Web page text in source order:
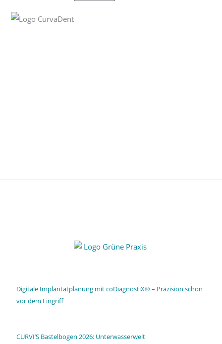
Digitale Implantatplanung mit coDiagnostiX® – Präzision schon
vor dem Eingriff
CURVI’S Bastelbogen 2026: Unterwasserwelt